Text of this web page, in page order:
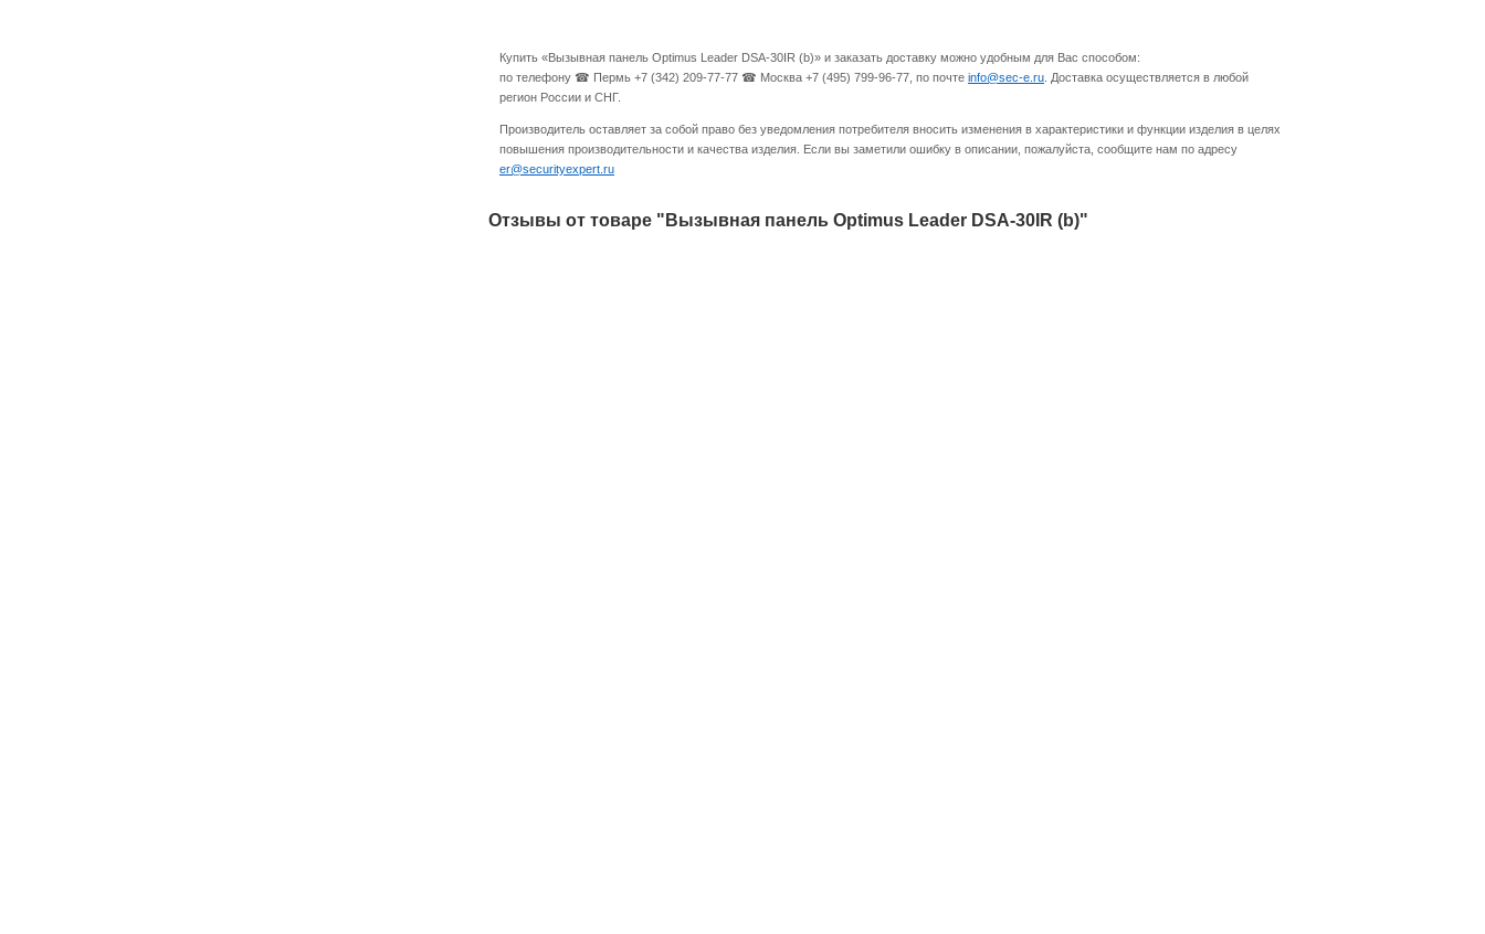
Купить «Вызывная панель Optimus Leader DSA-30IR (b)» и заказать доставку можно удобным для Вас способом:
по телефону ☎ Пермь +7 (342) 209-77-77 ☎ Москва +7 (495) 799-96-77, по почте info@sec-e.ru . Доставка осуществляется в любой
регион России и СНГ.
Производитель оставляет за собой право без уведомления потребителя вносить изменения в характеристики и функции изделия в целях
повышения производительности и качества изделия. Если вы заметили ошибку в описании, пожалуйста, сообщите нам по адресу
er@securityexpert.ru
Отзывы от товаре "Вызывная панель Optimus Leader DSA-30IR (b)"